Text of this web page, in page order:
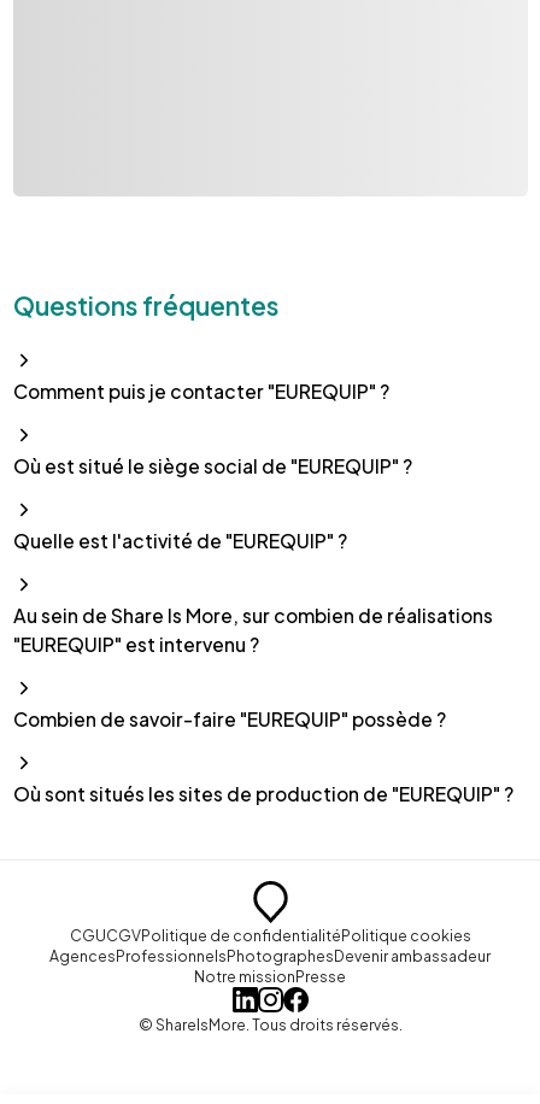
Questions fréquentes
Comment puis je contacter "EUREQUIP" ?
Où est situé le siège social de "EUREQUIP" ?
Quelle est l'activité de "EUREQUIP" ?
Au sein de Share Is More, sur combien de réalisations
"EUREQUIP" est intervenu ?
Combien de savoir-faire "EUREQUIP" possède ?
Où sont situés les sites de production de "EUREQUIP" ?
CGUCGVPolitique de confidentialitéPolitique cookies
AgencesProfessionnelsPhotographesDevenir ambassadeur
Notre missionPresse
© ShareIsMore. Tous droits réservés.